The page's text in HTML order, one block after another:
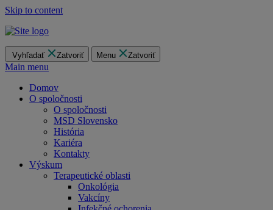
Skip to content
Vyhľadať Zatvoriť Menu Zatvoriť
Main menu
Domov
O spoločnosti
O spoločnosti
MSD Slovensko
História
Kariéra
Kontakty
Výskum
Terapeutické oblasti
Onkológia
Vakcíny